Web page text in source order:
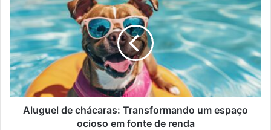
Aluguel de chácaras: Transformando um espaço
ocioso em fonte de renda